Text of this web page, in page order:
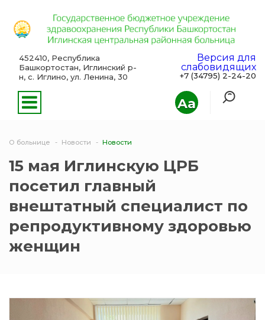
Aa
452410, Республика
Башкортостан, Иглинский р-
н, с. Иглино, ул. Ленина, 30
Версия для
слабовидящих
+7 (34795) 2-24-20
О больнице Новости Новости
15 мая Иглинскую ЦРБ
посетил главный
внештатный специалист по
репродуктивному здоровью
женщин